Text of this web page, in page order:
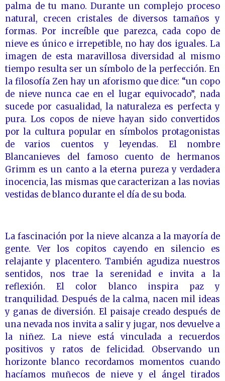
palma de tu mano. Durante un complejo proceso
natural, crecen cristales de diversos tamaños y
formas. Por increíble que parezca, cada copo de
nieve es único e irrepetible, no hay dos iguales. La
imagen de esta maravillosa diversidad al mismo
tiempo resulta ser un símbolo de la perfección. En
la filosofía Zen hay un aforismo que dice: “un copo
de nieve nunca cae en el lugar equivocado”, nada
sucede por casualidad, la naturaleza es perfecta y
pura. Los copos de nieve hayan sido convertidos
por la cultura popular en símbolos protagonistas
de varios cuentos y leyendas. El nombre
Blancanieves del famoso cuento de hermanos
Grimm es un canto a la eterna pureza y verdadera
inocencia, las mismas que caracterizan a las novias
vestidas de blanco durante el día de su boda.
La fascinación por la nieve alcanza a la mayoría de
gente. Ver los copitos cayendo en silencio es
relajante y placentero. También agudiza nuestros
sentidos, nos trae la serenidad e invita a la
reflexión. El color blanco inspira paz y
tranquilidad. Después de la calma, nacen mil ideas
y ganas de diversión. El paisaje creado después de
una nevada nos invita a salir y jugar, nos devuelve a
la niñez. La nieve está vinculada a recuerdos
positivos y ratos de felicidad. Observando un
horizonte blanco recordamos momentos cuando
hacíamos muñecos de nieve y el ángel tirados